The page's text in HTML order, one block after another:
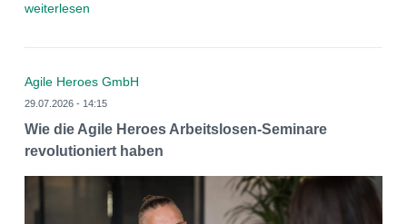
weiterlesen
Agile Heroes GmbH
29.07.2026 - 14:15
Wie die Agile Heroes Arbeitslosen-Seminare
revolutioniert haben